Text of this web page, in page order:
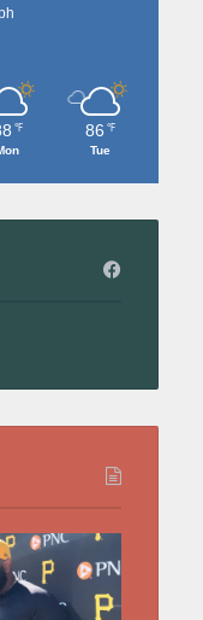
℉ 86 ℉
Tue